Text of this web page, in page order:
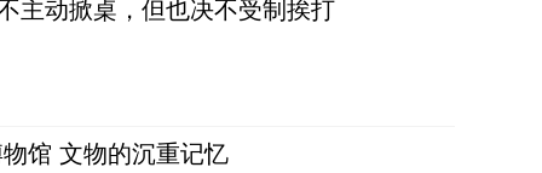
主动掀桌，但也决不受制挨打
馆 文物的沉重记忆